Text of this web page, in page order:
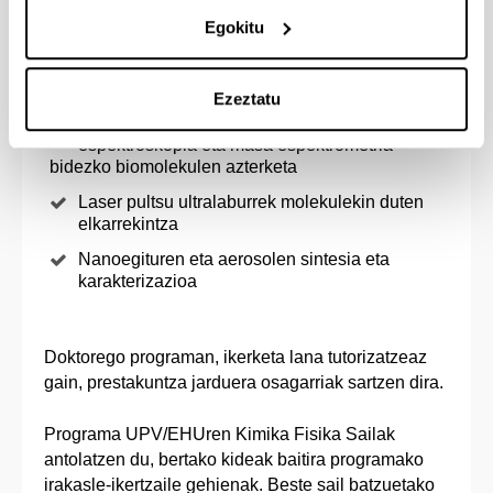
Egokitu
Ezeztatu
ditu:
espektroskopia eta masa espektrometria
bidezko biomolekulen azterketa
Laser pultsu ultralaburrek molekulekin duten
elkarrekintza
Nanoegituren eta aerosolen sintesia eta
karakterizazioa
Doktorego programan, ikerketa lana tutorizatzeaz
gain, prestakuntza jarduera osagarriak sartzen dira.
Programa UPV/EHUren Kimika Fisika Sailak
antolatzen du, bertako kideak baitira programako
irakasle-ikertzaile gehienak. Beste sail batzuetako